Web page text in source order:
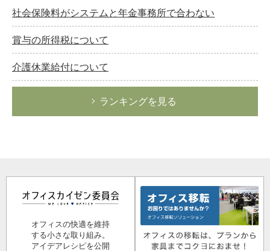
社会保険料がシステムと年金事務所で合わない
賞与の所得税について
介護休業給付について
ランキングを見る
オフィスの快適を維持
する小さな取り組み。
アイデアレシピを公開